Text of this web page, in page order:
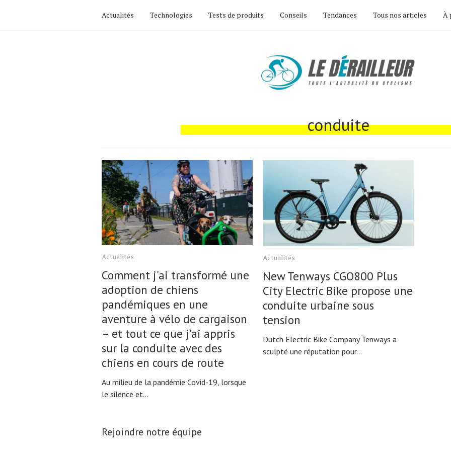
Actualités Technologies Tests de produits Conseils Tendances Tous nos articles À
conduite
Actualités
Comment j'ai transformé une
adoption de chiens
pandémiques en une
aventure à vélo de cargaison
– et tout ce que j'ai appris
sur la conduite avec des
chiens en cours de route
Au milieu de la pandémie Covid-19, lorsque
le silence et...
Actualités
New Tenways CGO800 Plus
City Electric Bike propose une
conduite urbaine sous
tension
Dutch Electric Bike Company Tenways a
sculpté une réputation pour...
Rejoindre notre équipe